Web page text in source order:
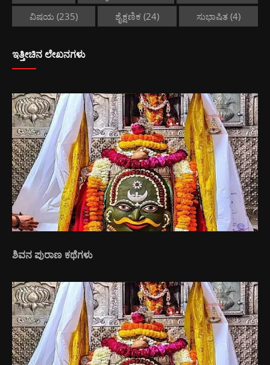
ವಿಷಯ (235) ಶೈಕ್ಷಣಿಕ (24) ಸುಭಾಷಿತ (4)
ಇತ್ತೀಚಿನ ಲೇಖನಗಳು
ಶಿವನ ಪುರಾಣ ಕಥೆಗಳು